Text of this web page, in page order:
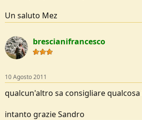
Un saluto Mez
brescianifrancesco
10 Agosto 2011
qualcun'altro sa consigliare qualcosa
intanto grazie Sandro